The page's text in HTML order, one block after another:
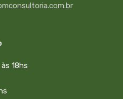
18hs